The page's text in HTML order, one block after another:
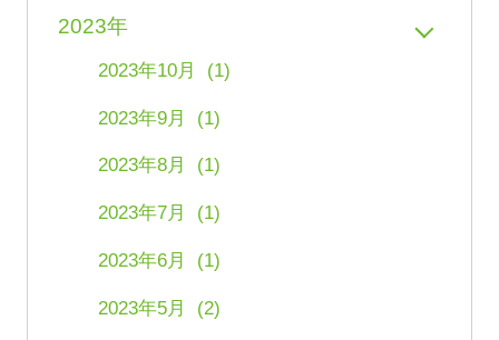
2023年
2023年10月 (1)
2023年9月 (1)
2023年8月 (1)
2023年7月 (1)
2023年6月 (1)
2023年5月 (2)